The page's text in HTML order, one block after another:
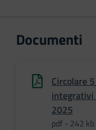
Documenti
Circolare
integrativi
2025
pdf - 242 kb